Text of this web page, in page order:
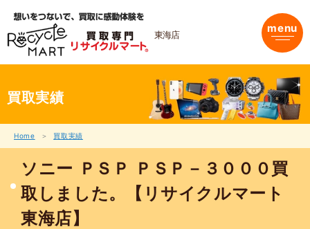
を
ス
東海店 menu
買取実績
Home 買取実績
ソニー ＰＳＰ ＰＳＰ－３０００買
取しました。【リサイクルマート
東海店】